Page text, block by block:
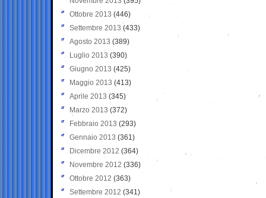
Ottobre 2013 (446)
Settembre 2013 (433)
Agosto 2013 (389)
Luglio 2013 (390)
Giugno 2013 (425)
Maggio 2013 (413)
Aprile 2013 (345)
Marzo 2013 (372)
Febbraio 2013 (293)
Gennaio 2013 (361)
Dicembre 2012 (364)
Novembre 2012 (336)
Ottobre 2012 (363)
Settembre 2012 (341)